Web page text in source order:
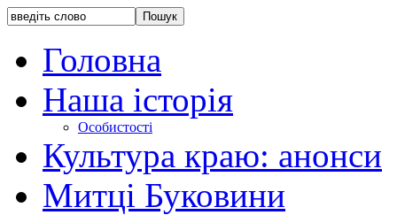
Головна
Наша історія
Особистості
Культура краю: анонси
Митці Буковини